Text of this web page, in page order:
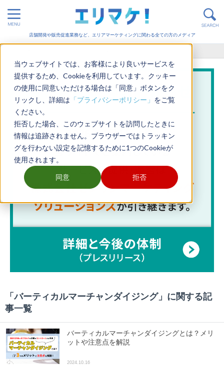
当ウェブサイトでは、お客様により良いサービスを
提供するため、Cookieを利用しています。クッキー
の使用に同意いただける場合は「同意」ボタンをク
リックし、詳細は 「プライバシーポリシー」 をご覧
ください。
拒否した場合、このウェブサイトを訪問したときに
情報は追跡されません。ブラウザーではトラッキン
グを行わない設定を記憶するために1つのCookieが
使用されます。
同意 拒否
店舗開発や販売促進業務など、エリアマーケティングに関わる全ての方のメディア
「バーティカルマーチャンダイジング」に関する記
事一覧
バーティカルマーチャンダイジングとは？メリ
ットや注意点を解説
2024.10.16